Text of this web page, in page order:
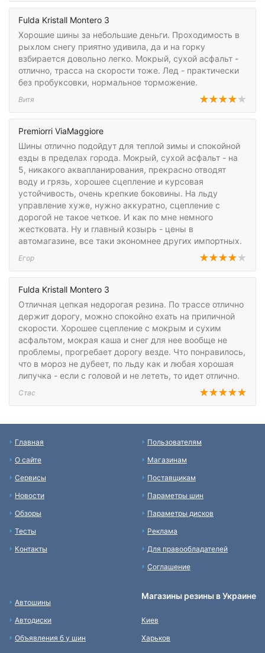
Fulda Kristall Montero 3
Хорошие шины за небольшие деньги. Проходимость в
рыхлом снегу приятно удивила, да и на горку
взбирается довольно легко. Мокрый, сухой асфальт -
отлично, трасса на скорости тоже. Лед - практически
без пробуксовки, нормальное торможение.
Витя
Premiorri ViaMaggiore
Шины отлично подойдут для теплой зимы и спокойной
езды в пределах города. Мокрый, сухой асфальт - на
5, никакого аквапланирования, прекрасно отводят
воду и грязь, хорошее сцепление и курсовая
устойчивость, очень крепкие боковины. На льду
управление хуже, нужно аккуратно, сцепление с
дорогой не такое четкое. И как по мне немного
жестковата. Ну и главный козырь - цены в
автомагазине, все таки экономнее других импортных.
Егор
Fulda Kristall Montero 3
Отличная цепкая недорогая резина. По трассе отлично
держит дорогу, можно спокойно ехать на приличной
скорости. Хорошее сцепление с мокрым и сухим
асфальтом, мокрая каша и снег для нее вообще не
проблемы, прогребает дорогу везде. Что понравилось,
что в мороз не дубеет, по льду как и любая хорошая
липучка - если с головой и не лететь, то идет отлично.
Стас
Главная
О сайте
Сервисы
Новости
Обзоры
Тесты
Контакты
Пользователям
Магазинам
Поставщикам
Параметры шин
Параметры дисков
Реклама
Для правообладателей
Соглашение
Автошины
Автодиски
Объявления б у шин
Магазины резины в Украине
Киев
Харьков